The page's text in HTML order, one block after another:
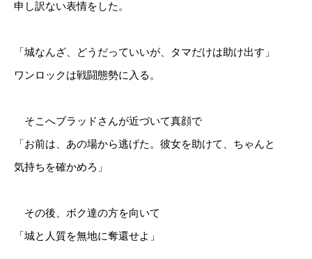
申し訳ない表情をした。
「城なんざ、どうだっていいが、タマだけは助け出す」
ワンロックは戦闘態勢に入る。
そこへブラッドさんが近づいて真顔で
「お前は、あの場から逃げた。彼女を助けて、ちゃんと
気持ちを確かめろ」
その後、ボク達の方を向いて
「城と人質を無地に奪還せよ」